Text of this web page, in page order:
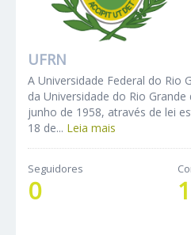
UFRN
A Universidade Federal do Rio
da Universidade do Rio
junho de 1958, através de lei
18 de... Leia mais
Seguidores
0 1